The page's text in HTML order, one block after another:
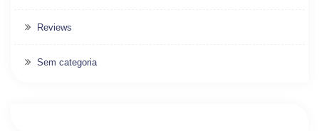
Reviews
Sem categoria